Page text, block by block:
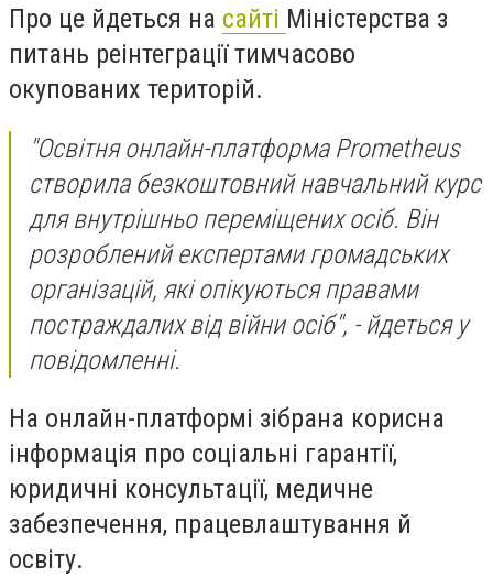
Про це йдеться на сайті Міністерства з
питань реінтеграції тимчасово
окупованих територій.
"Освітня онлайн-платформа Prometheus
створила безкоштовний навчальний курс
для внутрішньо переміщених осіб. Він
розроблений експертами громадських
організацій, які опікуються правами
постраждалих від війни осіб", - йдеться у
повідомленні.
На онлайн-платформі зібрана корисна
інформація про соціальні гарантії,
юридичні консультації, медичне
забезпечення, працевлаштування й
освіту.